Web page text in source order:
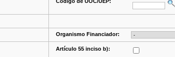
Organismo Financiador:
Artículo 55 inciso b):